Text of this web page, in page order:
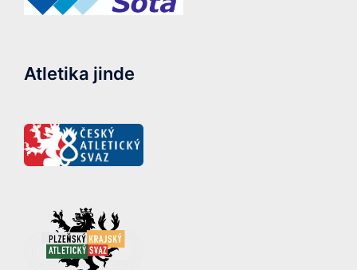
Atletika jinde